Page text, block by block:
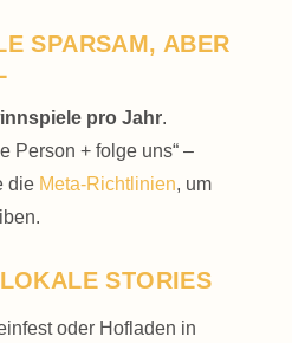
SPARSAM, ABER
pro Jahr.
Person + folge uns“ –
die Meta-Richtlinien, um
STORIES
oder Hofladen in